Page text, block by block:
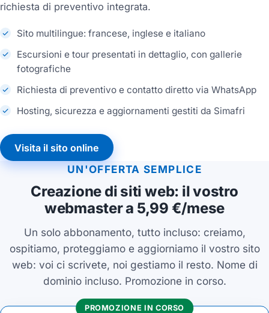
richiesta di preventivo integrata.
Sito multilingue: francese, inglese e italiano
Escursioni e tour presentati in dettaglio, con gallerie
fotografiche
Richiesta di preventivo e contatto diretto via WhatsApp
Hosting, sicurezza e aggiornamenti gestiti da Simafri
Visita il sito online
UN'OFFERTA SEMPLICE
Creazione di siti web: il vostro
webmaster a 5,99 €/mese
Un solo abbonamento, tutto incluso: creiamo,
ospitiamo, proteggiamo e aggiorniamo il vostro sito
web: voi ci scrivete, noi gestiamo il resto. Nome di
dominio incluso. Promozione in corso.
PROMOZIONE IN CORSO